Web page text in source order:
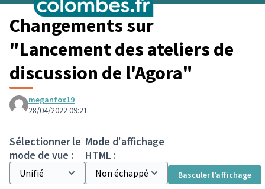
Changements sur
"Lancement des ateliers de
discussion de l'Agora"
meganfox19
28/04/2022 09:21
Sélectionner le
mode de vue :
Mode d'affichage
HTML :
Basculer l’affichage